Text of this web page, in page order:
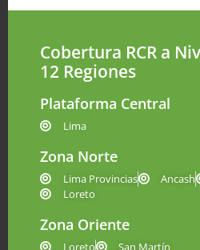
Cobertura RCR a
12 Regiones
Plataforma Central
Lima
Zona Norte
Lima Provincias Ancash
Loreto
Zona Oriente
Loreto San Martín